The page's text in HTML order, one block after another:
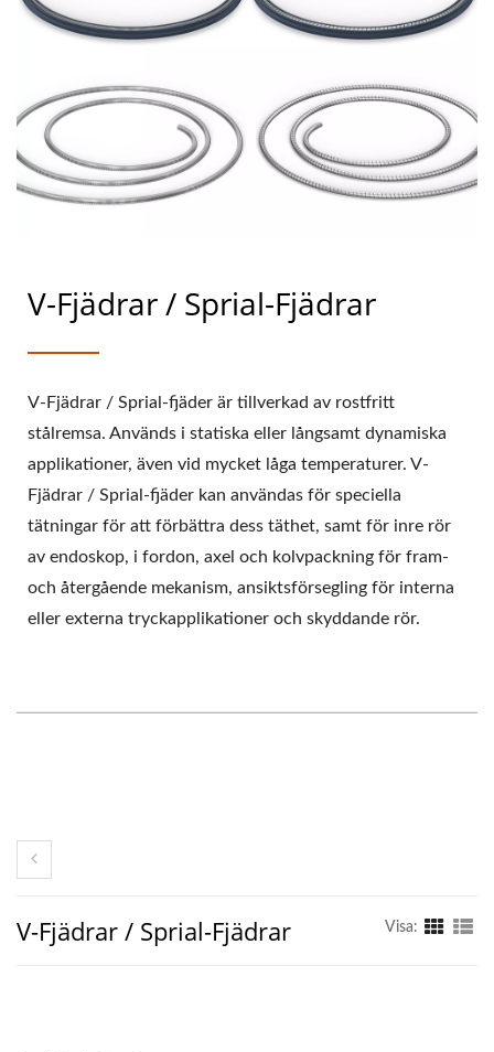
V-Fjädrar / Sprial-Fjädrar
V-Fjädrar / Sprial-fjäder är tillverkad av rostfritt
stålremsa. Används i statiska eller långsamt dynamiska
applikationer, även vid mycket låga temperaturer. V-
Fjädrar / Sprial-fjäder kan användas för speciella
tätningar för att förbättra dess täthet, samt för inre rör
av endoskop, i fordon, axel och kolvpackning för fram-
och återgående mekanism, ansiktsförsegling för interna
eller externa tryckapplikationer och skyddande rör.
V-Fjädrar / Sprial-Fjädrar Visa: